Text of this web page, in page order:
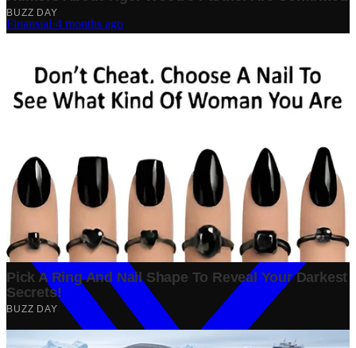
Finansial·4 months ago
Spiritualitas dan Sejarah
Tech·2 years ago
Bisnis·1 year ago
#Ekonomi
Share: